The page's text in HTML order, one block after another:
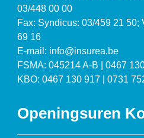
03/448 00 00
Fax: Syndicus: 03/459 21 50;
69 16
E-mail: info@insurea.be
FSMA: 045214 A-B | 0467
KBO: 0467 130 917 | 0731
Openingsuren